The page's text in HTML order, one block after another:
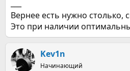
Вернее есть нужно столько,
Это при наличии
Kev1n
Начинающий